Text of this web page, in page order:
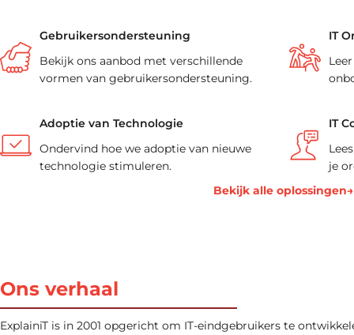
Gebruikersondersteuning
Bekijk ons aanbod met verschillende
vormen van gebruikersondersteuning.
IT
Adoptie van Technologie
Ondervind hoe we adoptie van nieuwe
technologie stimuleren.
IT
je
Bekijk alle oplossingen→
Ons verhaal
ExplainiT is in 2001 opgericht om IT-eindgebruikers te